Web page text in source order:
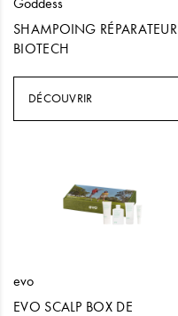
SHAMPOING RÉPARATEUR
BIOTECH
DÉCOUVRIR
evo
EVO SCALP BOX DE